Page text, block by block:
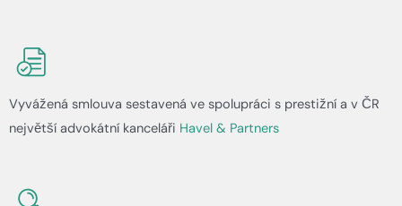
Vyvážená smlouva sestavená ve spolupráci s prestižní a v ČR
největší advokátní kanceláři Havel & Partners